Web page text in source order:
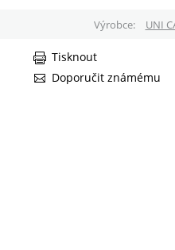
Výrobce UNI
Doporučit známému
Tisknout